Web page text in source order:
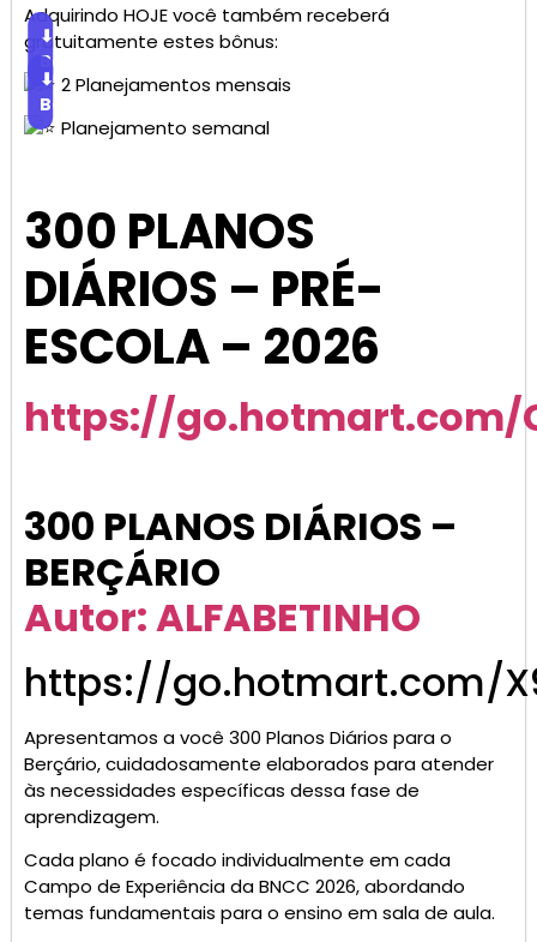
Adquirindo HOJE você também receberá
gratuitamente estes bônus:
⬇
Baixar
2 Planejamentos mensais
⬇
Baixar
Planejamento semanal
300 PLANOS
DIÁRIOS – PRÉ-
ESCOLA – 2026
https://go.hotmart.com/
300 PLANOS DIÁRIOS –
BERÇÁRIO
Autor: ALFABETINHO
https://go.hotmart.com/
Apresentamos a você 300 Planos Diários para o
Berçário, cuidadosamente elaborados para atender
às necessidades específicas dessa fase de
aprendizagem.
Cada plano é focado individualmente em cada
Campo de Experiência da BNCC 2026, abordando
temas fundamentais para o ensino em sala de aula.